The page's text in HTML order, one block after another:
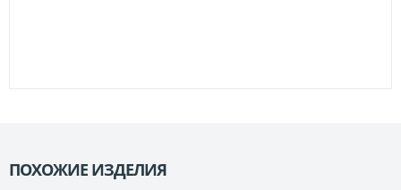
ПОХОЖИЕ ИЗДЕЛИЯ